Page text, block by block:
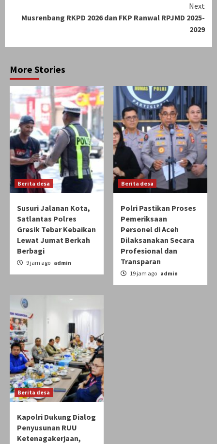
Next
Musrenbang RKPD 2026 dan FKP Ranwal RPJMD 2025-
2029
More Stories
Berita desa
Susuri Jalanan Kota,
Satlantas Polres
Gresik Tebar Kebaikan
Lewat Jumat Berkah
Berbagi
9 jam ago admin
Berita desa
Polri Pastikan Proses
Pemeriksaan
Personel di Aceh
Dilaksanakan Secara
Profesional dan
Transparan
19 jam ago admin
Berita desa
Kapolri Dukung Dialog
Penyusunan RUU
Ketenagakerjaan,